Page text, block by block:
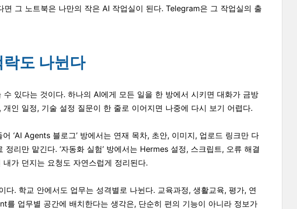
그 노트북은 나만의 작은 AI 작업실이 된다. Telegram은 그 작업실의 출
도 나뉜다
있다는 것이다. 하나의 AI에게 모든 일을 한 방에서 시키면 대화가 금방
인 일정, 기술 설정 질문이 한 줄로 이어지면 나중에 다시 보기 어렵다.
‘AI Agents 블로그’ 방에서는 연재 목차, 초안, 이미지, 업로드 링크만 다
정리만 맡긴다. ‘자동화 실험’ 방에서는 Hermes 설정, 스크립트, 오류 해결
가 던지는 요청도 자연스럽게 정리된다.
. 학교 안에서도 업무는 성격별로 나뉜다. 교육과정, 생활교육, 평가, 연
를 업무별 공간에 배치한다는 생각은, 단순히 편의 기능이 아니라 정보가